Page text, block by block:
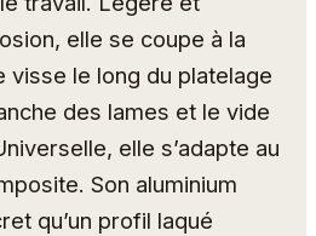
elle se coupe à la
visse le long du platelage
des lames et le vide
elle s’adapte au
Son aluminium
qu’un profil laqué